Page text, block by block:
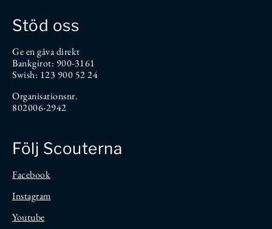
Stöd oss
Ge en gåva direkt
Bankgirot: 900-3161
Swish: 123 900 52 24
Organisationsnr.
802006-2942
Följ Scouterna
Facebook
Instagram
Youtube